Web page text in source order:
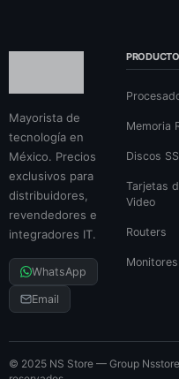
Mayorista de
tecnología en
México. Precios
exclusivos para
distribuidores,
revendedores e
integradores IT.
WhatsApp
Email
Memoria
Discos
Tarjetas
Video
Routers
Monitores
© 2025 NS Store — Group